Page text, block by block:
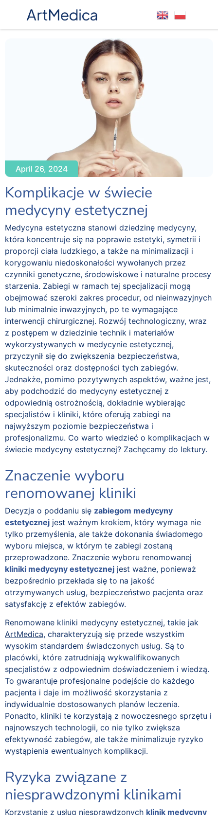
April 26, 2024
Komplikacje w świecie
medycyny estetycznej
Medycyna estetyczna stanowi dziedzinę medycyny,
która koncentruje się na poprawie estetyki, symetrii i
proporcji ciała ludzkiego, a także na minimalizacji i
korygowaniu niedoskonałości wywołanych przez
czynniki genetyczne, środowiskowe i naturalne procesy
starzenia. Zabiegi w ramach tej specjalizacji mogą
obejmować szeroki zakres procedur, od nieinwazyjnych
lub minimalnie inwazyjnych, po te wymagające
interwencji chirurgicznej. Rozwój technologiczny, wraz
z postępem w dziedzinie technik i materiałów
wykorzystywanych w medycynie estetycznej,
przyczynił się do zwiększenia bezpieczeństwa,
skuteczności oraz dostępności tych zabiegów.
Jednakże, pomimo pozytywnych aspektów, ważne jest,
aby podchodzić do medycyny estetycznej z
odpowiednią ostrożnością, dokładnie wybierając
specjalistów i kliniki, które oferują zabiegi na
najwyższym poziomie bezpieczeństwa i
profesjonalizmu. Co warto wiedzieć o komplikacjach w
świecie medycyny estetycznej? Zachęcamy do lektury.
Znaczenie wyboru
renomowanej kliniki
Decyzja o poddaniu się zabiegom medycyny
estetycznej jest ważnym krokiem, który wymaga nie
tylko przemyślenia, ale także dokonania świadomego
wyboru miejsca, w którym te zabiegi zostaną
przeprowadzone. Znaczenie wyboru renomowanej
kliniki medycyny estetycznej jest ważne, ponieważ
bezpośrednio przekłada się to na jakość
otrzymywanych usług, bezpieczeństwo pacjenta oraz
satysfakcję z efektów zabiegów.
Renomowane kliniki medycyny estetycznej, takie jak
ArtMedica, charakteryzują się przede wszystkim
wysokim standardem świadczonych usług. Są to
placówki, które zatrudniają wykwalifikowanych
specjalistów z odpowiednim doświadczeniem i wiedzą.
To gwarantuje profesjonalne podejście do każdego
pacjenta i daje im możliwość skorzystania z
indywidualnie dostosowanych planów leczenia.
Ponadto, kliniki te korzystają z nowoczesnego sprzętu i
najnowszych technologii, co nie tylko zwiększa
efektywność zabiegów, ale także minimalizuje ryzyko
wystąpienia ewentualnych komplikacji.
Ryzyka związane z
niesprawdzonymi klinikami
Korzystanie z usług niesprawdzonych klinik medycyny